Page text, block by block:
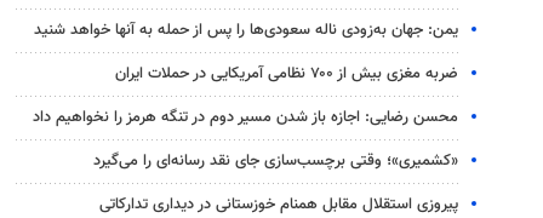
یمن: جهان به‌زودی ناله سعودی‌ها را پس از حمله به آنها خواهد شنید
ضربه مغزی بیش از ۷۰۰ نظامی آمریکایی در حملات ایران
محسن رضایی: اجازه باز شدن مسیر دوم در تنگه هرمز را نخواهیم داد
«کشمیری»؛ وقتی برچسب‌سازی جای نقد رسانه‌ای را می‌گیرد
پیروزی استقلال مقابل همنام خوزستانی در دیداری تدارکاتی